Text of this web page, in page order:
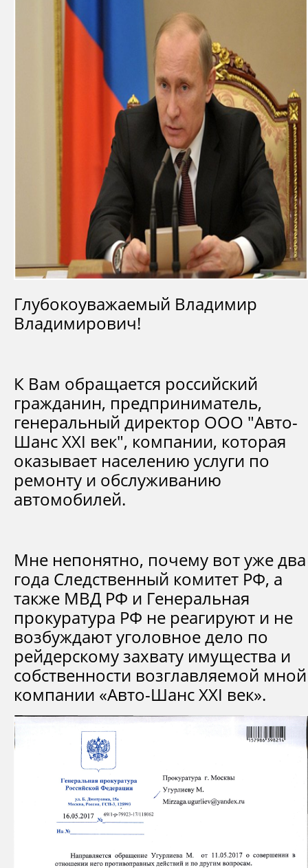
Глубокоуважаемый Владимир
Владимирович!
К Вам обращается российский
гражданин, предприниматель,
генеральный директор ООО "Авто-
Шанс XXI век", компании, которая
оказывает населению услуги по
ремонту и обслуживанию
автомобилей.
Мне непонятно, почему вот уже два
года Следственный комитет РФ, а
также МВД РФ и Генеральная
прокуратура РФ не реагируют и не
возбуждают уголовное дело по
рейдерскому захвату имущества и
собственности возглавляемой мной
компании «Авто-Шанс XXI век».